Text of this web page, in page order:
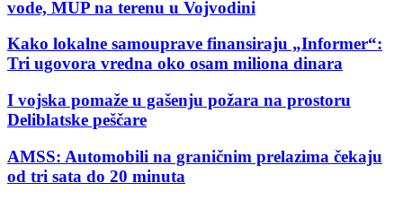
vode, MUP na terenu u Vojvodini
Kako lokalne samouprave finansiraju „Informer“:
Tri ugovora vredna oko osam miliona dinara
I vojska pomaže u gašenju požara na prostoru
Deliblatske peščare
AMSS: Automobili na graničnim prelazima čekaju
od tri sata do 20 minuta